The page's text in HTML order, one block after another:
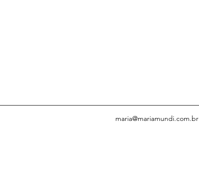
maria@mariamundi.com.br